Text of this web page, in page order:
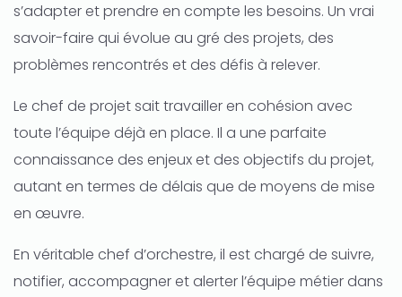
s’adapter et prendre en compte les besoins. Un vrai
savoir-faire qui évolue au gré des projets, des
problèmes rencontrés et des défis à relever.
Le chef de projet sait travailler en cohésion avec
toute l’équipe déjà en place. Il a une parfaite
connaissance des enjeux et des objectifs du projet,
autant en termes de délais que de moyens de mise
en œuvre.
En véritable chef d’orchestre, il est chargé de suivre,
notifier, accompagner et alerter l’équipe métier dans